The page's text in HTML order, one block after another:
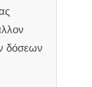
δόσεων